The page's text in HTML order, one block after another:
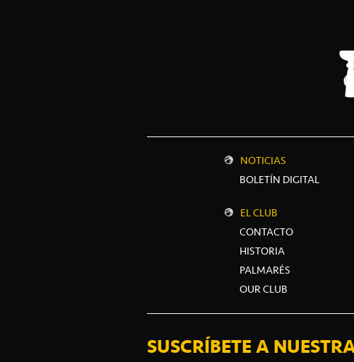
NOTICIAS
BOLETÍN DIGITAL
EL CLUB
CONTACTO
HISTORIA
PALMARÉS
OUR CLUB
SUSCRÍBETE A